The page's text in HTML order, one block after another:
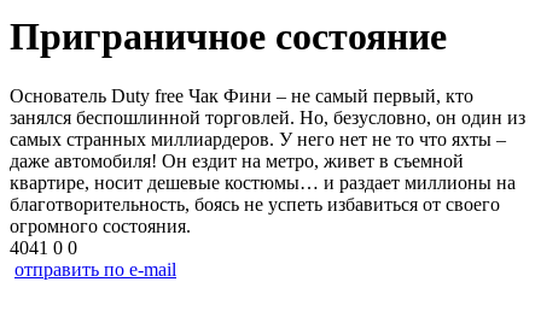
Приграничное состояние
Основатель Duty free Чак Фини – не самый первый, кто
занялся беспошлинной торговлей. Но, безусловно, он один из
самых странных миллиардеров. У него нет не то что яхты –
даже автомобиля! Он ездит на метро, живет в съемной
квартире, носит дешевые костюмы… и раздает миллионы на
благотворительность, боясь не успеть избавиться от своего
огромного состояния.
4041 0 0
отправить по e-mail